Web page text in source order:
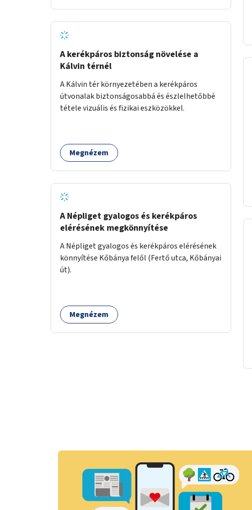
A kerékpáros biztonság növelése a
Kálvin térnél
A Kálvin tér környezetében a kerékpáros
útvonalak biztonságosabbá és észlelhetőbbé
tétele vizuális és fizikai eszközökkel.
Megnézem
A Népliget gyalogos és kerékpáros
elérésének megkönnyítése
A Népliget gyalogos és kerékpáros elérésének
könnyítése Kőbánya felől (Fertő utca, Kőbányai
út).
Megnézem